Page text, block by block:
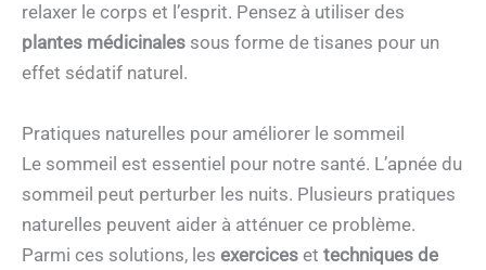
relaxer le corps et l’esprit. Pensez à utiliser des
plantes médicinales sous forme de tisanes pour un
effet sédatif naturel.
Pratiques naturelles pour améliorer le sommeil
Le sommeil est essentiel pour notre santé. L’apnée du
sommeil peut perturber les nuits. Plusieurs pratiques
naturelles peuvent aider à atténuer ce problème.
Parmi ces solutions, les exercices et techniques de